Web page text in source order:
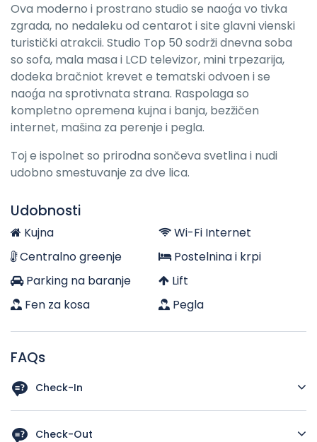
Ova moderno i prostrano studio se naoǵa vo tivka
zgrada, no nedaleku od centarot i site glavni vienski
turistički atrakcii. Studio Top 50 sodrži dnevna soba
so sofa, mala masa i LCD televizor, mini trpezarija,
dodeka bračniot krevet e tematski odvoen i se
naoǵa na sprotivnata strana. Raspolaga so
kompletno opremena kujna i banja, bezžičen
internet, mašina za perenje i pegla.
Toj e ispolnet so prirodna sončeva svetlina i nudi
udobno smestuvanje za dve lica.
Udobnosti
Kujna
Wi-Fi Internet
Centralno greenje
Postelnina i krpi
Parking na baranje
Lift
Fen za kosa
Pegla
FAQs
Check-In
Check-Out